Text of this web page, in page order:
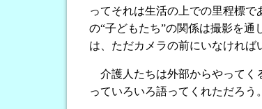
ってそれは生活の上での里程標
の“子どもたち”の関係は撮影を
は、ただカメラの前にいなければ
介護人たちは外部からやってく
っていろいろ語ってくれただろう